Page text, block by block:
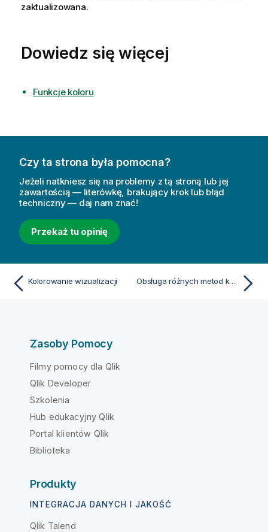
zaktualizowana.
Dowiedz się więcej
Funkcje koloru
Czy ta strona była pomocna?
Jeżeli natkniesz się na problemy z tą stroną lub jej
zawartością — literówkę, brakujący krok lub błąd
techniczny — daj nam znać!
Przekaż tu opinię
Kolorowanie wizualizacji Obsługa różnych metod kolorowania wizualizacji
Zasoby Pomocy
Filmy pomocy dla Qlik
Qlik Developer
Szkolenia
Hub edukacyjny Qlik
Portal klientów Qlik
Biblioteka
Produkty
INTEGRACJA DANYCH I JAKOŚĆ
Qlik Talend